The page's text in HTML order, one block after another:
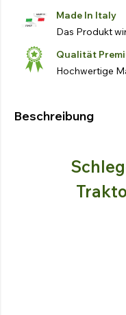
Made In Italy
Das Produkt
Qualität
Hochwertige
Beschreibung